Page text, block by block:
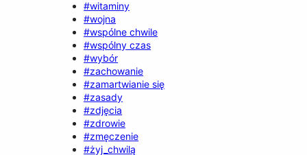
#witaminy
#wojna
#wspólne chwile
#wspólny czas
#wybór
#zachowanie
#zamartwianie się
#zasady
#zdjęcia
#zdrowie
#zmęczenie
#żyj_chwilą